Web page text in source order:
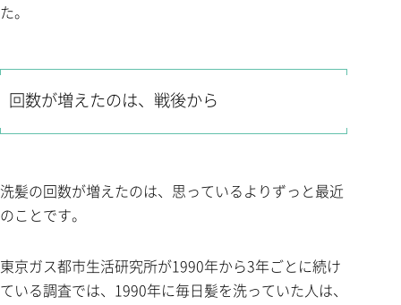
た。
回数が増えたのは、戦後から
洗髪の回数が増えたのは、思っているよりずっと最近
のことです。
東京ガス都市生活研究所が1990年から3年ごとに続け
ている調査では、1990年に毎日髪を洗っていた人は、